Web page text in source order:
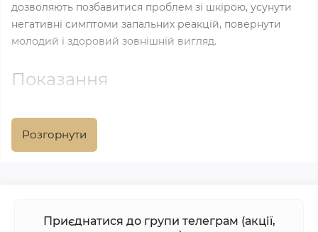
дозволяють позбавитися проблем зі шкірою, усунути
негативні симптоми запальних реакцій, повернути
молодий і здоровий зовнішній вигляд.
Показання
захворюваннях, проблемах із ШКТ, золотусі, дерматиті.
Прийом дозволяє назавжди позбутися шкірних
Показання для прийому аюрведичних препаратів від
Розгорнути
Приєднатися до групи телеграм (акції,